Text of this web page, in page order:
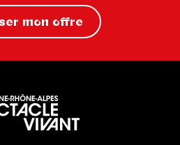
mon offre